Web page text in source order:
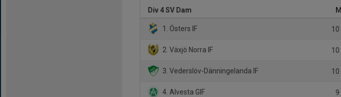
Div 4 SV Dam M
1. Östers IF 10
2. Växjö Norra IF 10
3. Vederslöv-Dänningelanda IF 10
4. Alvesta GIF 9